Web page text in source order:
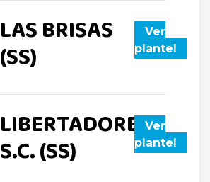
LAS BRISAS
(SS)
Ver
plantel
LIBERTADORES
S.C. (SS)
Ver
plantel